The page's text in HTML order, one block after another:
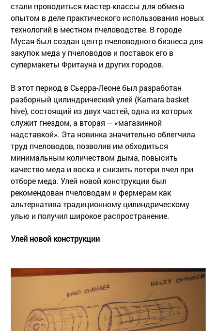
стали проводиться мастер-классы для обмена
опытом в деле практического использования новых
технологий в местном пчеловодстве. В городе
Мусая был создан центр пчеловодного бизнеса для
закупок меда у пчеловодов и поставок его в
супермакеты Фритауна и других городов.
В этот период в Сьерра-Леоне был разработан
разборный цилиндрический улей (Kamara basket
hive), состоящий из двух частей, одна из которых
служит гнездом, а вторая – «магазинной
надставкой». Эта новинка значительно облегчила
труд пчеловодов, позволив им обходиться
минимальным количеством дыма, повысить
качество меда и воска и снизить потери пчел при
отборе меда. Улей новой конструкции был
рекомендован пчеловодам и фермерам как
альтернатива традиционному цилиндрическому
улью и получил широкое распространение.
Улей новой конструкции